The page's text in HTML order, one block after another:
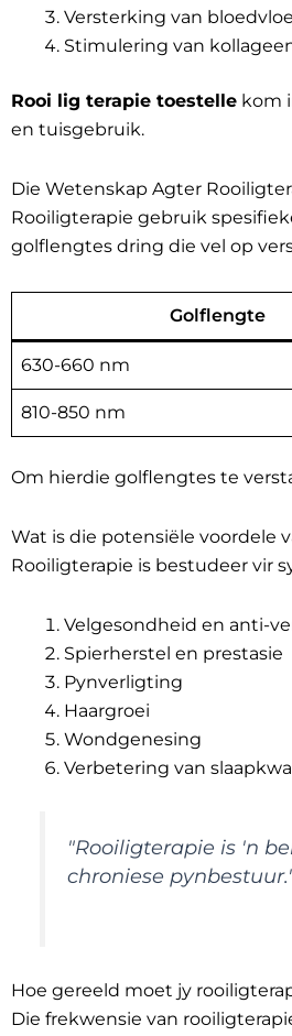
Versterking van
Stimulering van
Rooi lig terapie toestelle kom
en tuisgebruik.
Die Wetenskap Agter
Rooiligterapie gebruik
golflengtes dring die vel op
Golflengte
630-660 nm
810-850 nm
Om hierdie golflengtes te
Wat is die potensiële voordele
Rooiligterapie is bestudeer vir
Velgesondheid en anti-
Spierherstel en prestasie
Pynverligting
Haargroei
Wondgenesing
Verbetering van
"Rooiligterapie is 'n
chroniese
Hoe gereeld moet jy
Die frekwensie van